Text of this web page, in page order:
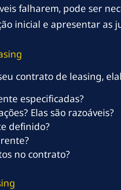
falharem, pode ser
inicial e apresentar as
contrato de leasing,
especificadas?
Elas são razoáveis?
definido?
no contrato?